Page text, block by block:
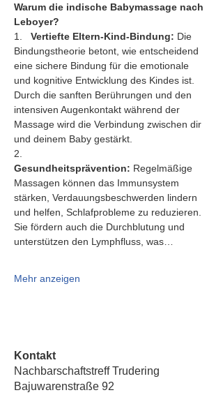
Warum die indische Babymassage nach
Leboyer?
1. Vertiefte Eltern-Kind-Bindung: Die
Bindungstheorie betont, wie entscheidend
eine sichere Bindung für die emotionale
und kognitive Entwicklung des Kindes ist.
Durch die sanften Berührungen und den
intensiven Augenkontakt während der
Massage wird die Verbindung zwischen dir
und deinem Baby gestärkt.
2.
Gesundheitsprävention: Regelmäßige
Massagen können das Immunsystem
stärken, Verdauungsbeschwerden lindern
und helfen, Schlafprobleme zu reduzieren.
Sie fördern auch die Durchblutung und
unterstützen den Lymphfluss, was…
Mehr anzeigen
Kontakt
Nachbarschaftstreff Trudering
Bajuwarenstraße 92